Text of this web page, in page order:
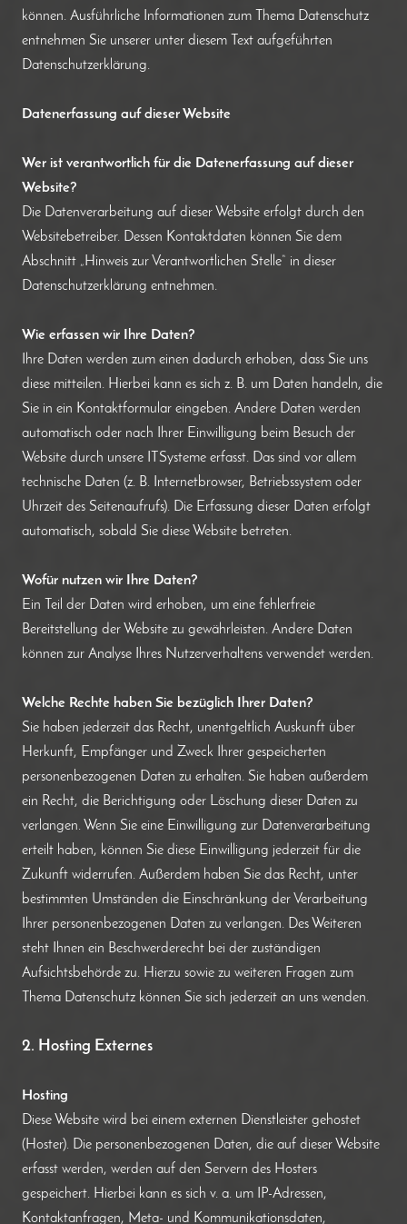
können. Ausführliche Informationen zum Thema Datenschutz
entnehmen Sie unserer unter diesem Text aufgeführten
Datenschutzerklärung.
Datenerfassung auf dieser Website
Wer ist verantwortlich für die Datenerfassung auf dieser
Website?
Die Datenverarbeitung auf dieser Website erfolgt durch den
Websitebetreiber. Dessen Kontaktdaten können Sie dem
Abschnitt „Hinweis zur Verantwortlichen Stelle“ in dieser
Datenschutzerklärung entnehmen.
Wie erfassen wir Ihre Daten?
Ihre Daten werden zum einen dadurch erhoben, dass Sie uns
diese mitteilen. Hierbei kann es sich z. B. um Daten handeln, die
Sie in ein Kontaktformular eingeben. Andere Daten werden
automatisch oder nach Ihrer Einwilligung beim Besuch der
Website durch unsere ITSysteme erfasst. Das sind vor allem
technische Daten (z. B. Internetbrowser, Betriebssystem oder
Uhrzeit des Seitenaufrufs). Die Erfassung dieser Daten erfolgt
automatisch, sobald Sie diese Website betreten.
Wofür nutzen wir Ihre Daten?
Ein Teil der Daten wird erhoben, um eine fehlerfreie
Bereitstellung der Website zu gewährleisten. Andere Daten
können zur Analyse Ihres Nutzerverhaltens verwendet werden.
Welche Rechte haben Sie bezüglich Ihrer Daten?
Sie haben jederzeit das Recht, unentgeltlich Auskunft über
Herkunft, Empfänger und Zweck Ihrer gespeicherten
personenbezogenen Daten zu erhalten. Sie haben außerdem
ein Recht, die Berichtigung oder Löschung dieser Daten zu
verlangen. Wenn Sie eine Einwilligung zur Datenverarbeitung
erteilt haben, können Sie diese Einwilligung jederzeit für die
Zukunft widerrufen. Außerdem haben Sie das Recht, unter
bestimmten Umständen die Einschränkung der Verarbeitung
Ihrer personenbezogenen Daten zu verlangen. Des Weiteren
steht Ihnen ein Beschwerderecht bei der zuständigen
Aufsichtsbehörde zu. Hierzu sowie zu weiteren Fragen zum
Thema Datenschutz können Sie sich jederzeit an uns wenden.
2. Hosting Externes
Hosting
Diese Website wird bei einem externen Dienstleister gehostet
(Hoster). Die personenbezogenen Daten, die auf dieser Website
erfasst werden, werden auf den Servern des Hosters
gespeichert. Hierbei kann es sich v. a. um IP-Adressen,
Kontaktanfragen, Meta- und Kommunikationsdaten,